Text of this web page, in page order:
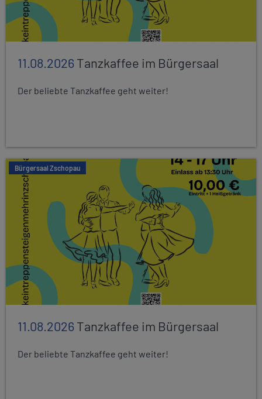
11.08.2026Tanzkaffee im Bürgersaal
Der beliebte Tanzkaffee geht weiter!
Bürgersaal Zschopau
11.08.2026Tanzkaffee im Bürgersaal
Der beliebte Tanzkaffee geht weiter!